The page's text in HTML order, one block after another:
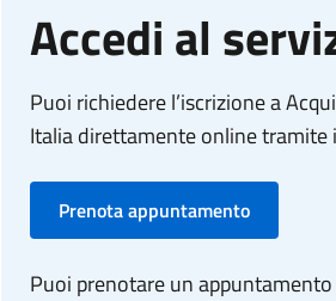
Accedi al
Puoi richiedere l’iscrizione a
Italia direttamente online tramite
Prenota appuntamento
Puoi prenotare un